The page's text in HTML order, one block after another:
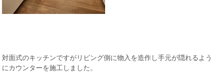
対面式のキッチンですがリビング側に物入を造作し手元が隠れるよう
にカウンターを施工しました。